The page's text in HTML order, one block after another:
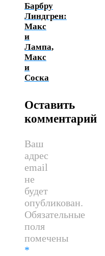
Барбру
Линдгрен:
Макс
и
Лампа,
Макс
и
Соска
Оставить
комментарий
Ваш
адрес
email
не
будет
опубликован.
Обязательные
поля
помечены
*